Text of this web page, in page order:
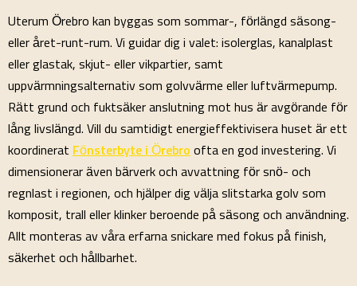
Uterum Örebro kan byggas som sommar-, förlängd säsong-
eller året-runt-rum. Vi guidar dig i valet: isolerglas, kanalplast
eller glastak, skjut- eller vikpartier, samt
uppvärmningsalternativ som golvvärme eller luftvärmepump.
Rätt grund och fuktsäker anslutning mot hus är avgörande för
lång livslängd. Vill du samtidigt energieffektivisera huset är ett
koordinerat Fönsterbyte i Örebro ofta en god investering. Vi
dimensionerar även bärverk och avvattning för snö- och
regnlast i regionen, och hjälper dig välja slitstarka golv som
komposit, trall eller klinker beroende på säsong och användning.
Allt monteras av våra erfarna snickare med fokus på finish,
säkerhet och hållbarhet.